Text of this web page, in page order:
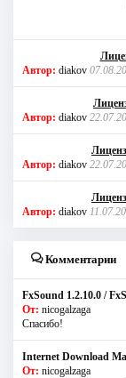
Автор: diakov
Автор: diakov
Автор: diakov
Автор: diakov
Комментарии
FxSound 1.2.10.0 /
От: nicogalzaga
Спасибо!
Internet Download
От: nicogalzaga